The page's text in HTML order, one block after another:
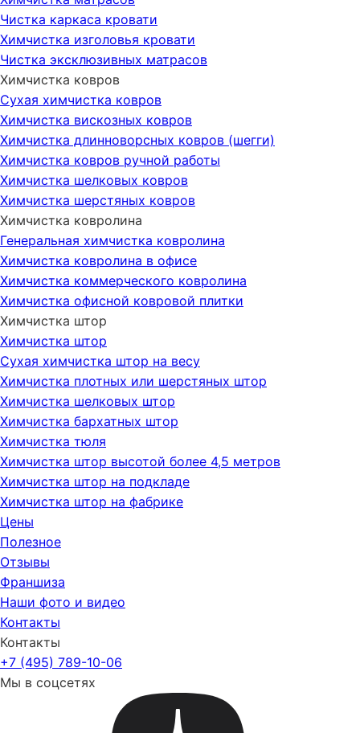
Чистка каркаса кровати
Химчистка изголовья кровати
Чистка эксклюзивных матрасов
Химчистка ковров
Сухая химчистка ковров
Химчистка вискозных ковров
Химчистка длинноворсных ковров (шегги)
Химчистка ковров ручной работы
Химчистка шелковых ковров
Химчистка шерстяных ковров
Химчистка ковролина
Генеральная химчистка ковролина
Химчистка ковролина в офисе
Химчистка коммерческого ковролина
Химчистка офисной ковровой плитки
Химчистка штор
Химчистка штор
Сухая химчистка штор на весу
Химчистка плотных или шерстяных штор
Химчистка шелковых штор
Химчистка бархатных штор
Химчистка тюля
Химчистка штор высотой более 4,5 метров
Химчистка штор на подкладе
Химчистка штор на фабрике
Цены
Полезное
Отзывы
Франшиза
Наши фото и видео
Контакты
Контакты
+7 (495) 789-10-06
Мы в соцсетях